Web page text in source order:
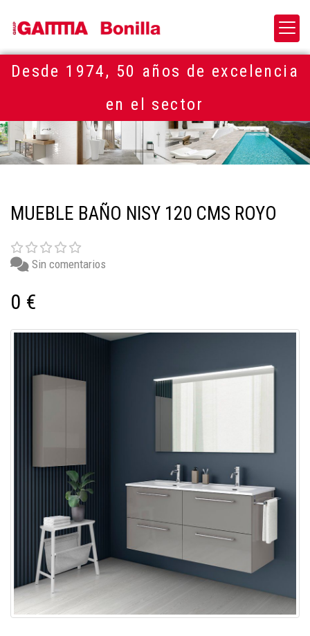
Desde 1974, 50 años de excelencia
en el sector
MUEBLE BAÑO NISY 120 CMS ROYO
Sin comentarios
0 €